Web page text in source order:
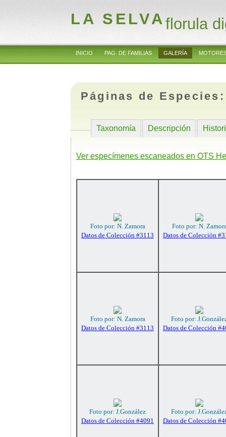
LA SELVAflorula
INICIO PAG. DE FAMILIAS GALERÍA
Páginas de
Taxonomía Descripción
Ver especímenes escaneados en OTS
Foto por: N. Zamora
Datos de Colección #3113
Foto por: N.
Datos de Colección
Foto por: N. Zamora
Datos de Colección #3113
Foto por:
Datos de Colección
Foto por: J.González
Datos de Colección #4091
Foto por:
Datos de Colección